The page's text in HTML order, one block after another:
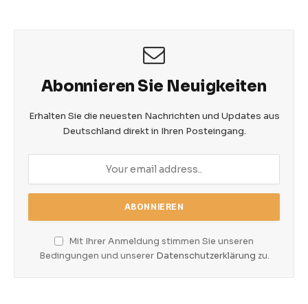
Abonnieren Sie Neuigkeiten
Erhalten Sie die neuesten Nachrichten und Updates aus
Deutschland direkt in Ihren Posteingang.
Mit Ihrer Anmeldung stimmen Sie unseren
Bedingungen und unserer Datenschutzerklärung zu.